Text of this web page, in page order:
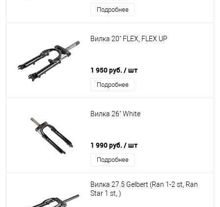
Подробнее
Вилка 20" FLEX, FLEX UP
1 950 руб. / шт
Подробнее
Вилка 26" White
1 990 руб. / шт
Подробнее
Вилка 27.5 Gelbert (Ran 1-2 st, Ran
Star 1 st, )